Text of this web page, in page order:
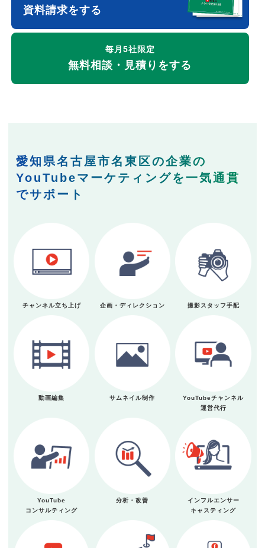
資料請求をする
毎月5社限定
無料相談・見積りをする
愛知県名古屋市名東区の企業の
YouTubeマーケティングを一気通貫
でサポート
チャンネル立ち上げ 企画・ディレクション 撮影スタッフ手配
動画編集 サムネイル制作
YouTubeチャンネル
運営代行
YouTube
コンサルティング
分析・改善
インフルエンサー
キャスティング